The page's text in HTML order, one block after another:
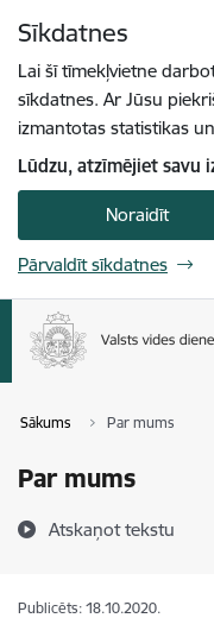
Sīkdatnes
Lai šī tīmekļvietne
sīkdatnes. Ar Jūsu
izmantotas statistikas
Lūdzu, atzīmējiet savu
Noraidīt
Pārvaldīt sīkdatnes
Sākums Par mums
Par mums
Atskaņot tekstu
Publicēts: 18.10.2020.